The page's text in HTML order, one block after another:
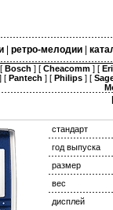
| ретро-мелодии|
Bosch ] [ Cheacomm ] [
] [ Pantech ] [ Philips ] [
стандарт
год выпуска
размер
вес
дисплей